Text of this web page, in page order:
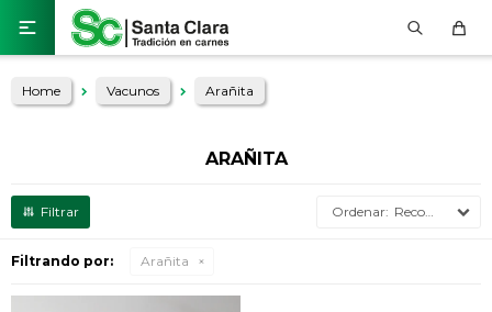

Home Vacunos Arañita
ARAÑITA
Recomendados
Filtrando por: Arañita